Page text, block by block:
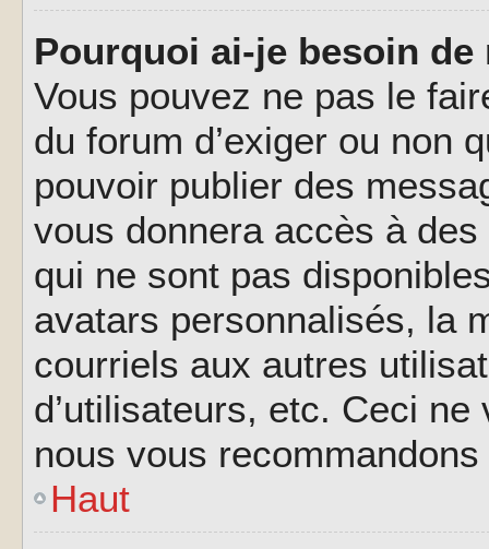
Pourquoi ai-je besoin
Vous pouvez ne pas le
du forum d’exiger ou non
pouvoir publier des
vous donnera accès à
qui ne sont pas
avatars personnalisés, la
courriels aux autres
d’utilisateurs, etc. Ceci
nous vous
Haut